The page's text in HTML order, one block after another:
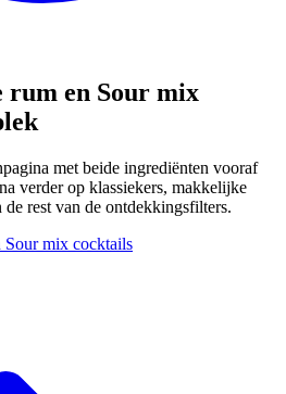
en Sour mix
met beide ingrediënten vooraf
verder op klassiekers, makkelijke
rest van de ontdekkingsfilters.
mix cocktails